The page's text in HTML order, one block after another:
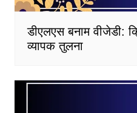
डीएलएस बनाम वीजेडी:
व्यापक तुलना